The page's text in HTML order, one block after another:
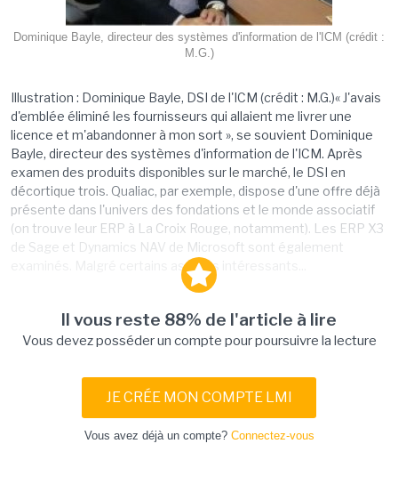
Dominique Bayle, directeur des systèmes d'information de l'ICM (crédit :
M.G.)
Illustration : Dominique Bayle, DSI de l'ICM (crédit : M.G.)« J'avais
d'emblée éliminé les fournisseurs qui allaient me livrer une
licence et m'abandonner à mon sort », se souvient Dominique
Bayle, directeur des systèmes d'information de l'ICM. Après
examen des produits disponibles sur le marché, le DSI en
décortique trois. Qualiac, par exemple, dispose d'une offre déjà
présente dans l'univers des fondations et le monde associatif
(on trouve leur ERP à La Croix Rouge, notamment). Les ERP X3
de Sage et Dynamics NAV de Microsoft sont également
examinés. Malgré certains aspects intéressants...
Il vous reste 88% de l'article à lire
Vous devez posséder un compte pour poursuivre la lecture
JE CRÉE MON COMPTE LMI
Vous avez déjà un compte? Connectez-vous